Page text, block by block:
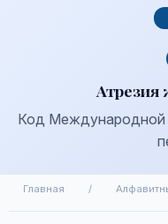
Атрезия
Код Международной
Главная /